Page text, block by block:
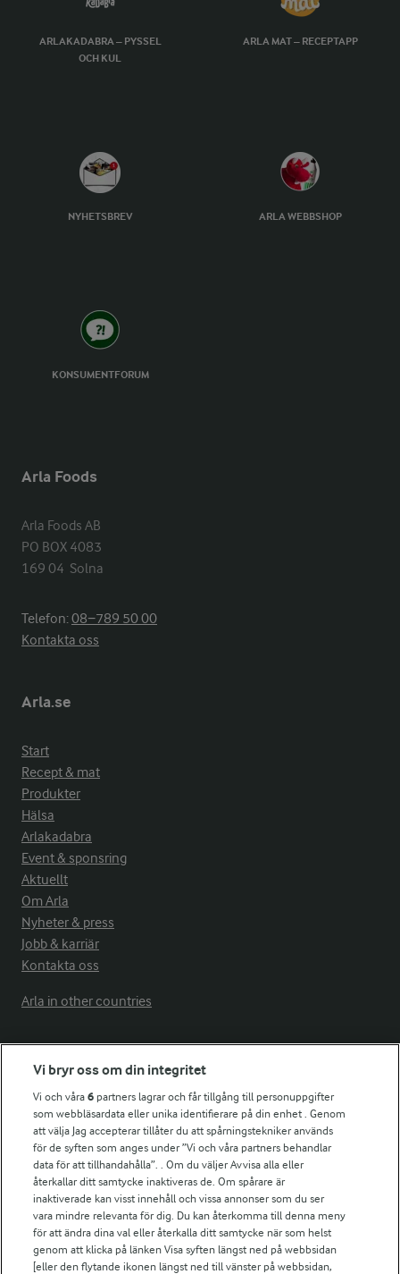
ARLAKADABRA – PYSSEL
OCH KUL
ARLA MAT – RECEPTAPP
NYHETSBREV ARLA WEBBSHOP
KONSUMENTFORUM
Arla Foods
Arla Foods AB
PO BOX 4083
169 04  Solna
Telefon:08−789 50 00
Kontakta oss
Arla.se
Start
Recept & mat
Produkter
Hälsa
Arlakadabra
Event & sponsring
Aktuellt
Om Arla
Nyheter & press
Jobb & karriär
Kontakta oss
Arla in other countries
Fler Arlasajter
För ägare
Arlas kundportal
Arla.com
Falbygdens Ost
Arla webbshop
Bildbank
Vi bryr oss om din integritet
Vi och våra6 partners lagrar och får tillgång till personuppgifter
som webbläsardata eller unika identifierare på din enhet . Genom
att välja Jag accepterar tillåter du att spårningstekniker används
för de syften som anges under ”Vi och våra partners behandlar
data för att tillhandahålla”. . Om du väljer Avvisa alla eller
återkallar ditt samtycke inaktiveras de. Om spårare är
inaktiverade kan visst innehåll och vissa annonser som du ser
vara mindre relevanta för dig. Du kan återkomma till denna meny
för att ändra dina val eller återkalla ditt samtycke när som helst
genom att klicka på länken Visa syften längst ned på webbsidan
[eller den flytande ikonen längst ned till vänster på webbsidan,